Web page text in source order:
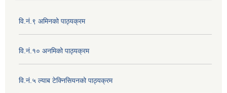
वि.नं.९ अमिनको पाठ्यक्रम
वि.नं.१० अनमिको पाठ्यक्रम
वि.नं.५ ल्याब टेक्निसियनको पाठ्यक्रम